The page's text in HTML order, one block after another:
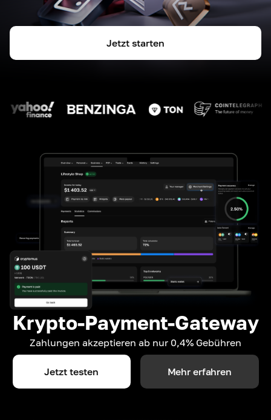
Jetzt starten
Krypto-Payment-Gateway
Zahlungen akzeptieren ab nur 0,4% Gebühren
Jetzt testen Mehr erfahren